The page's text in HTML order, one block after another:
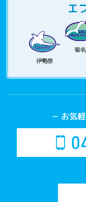
エ
伊勢原
菊名
－ お気